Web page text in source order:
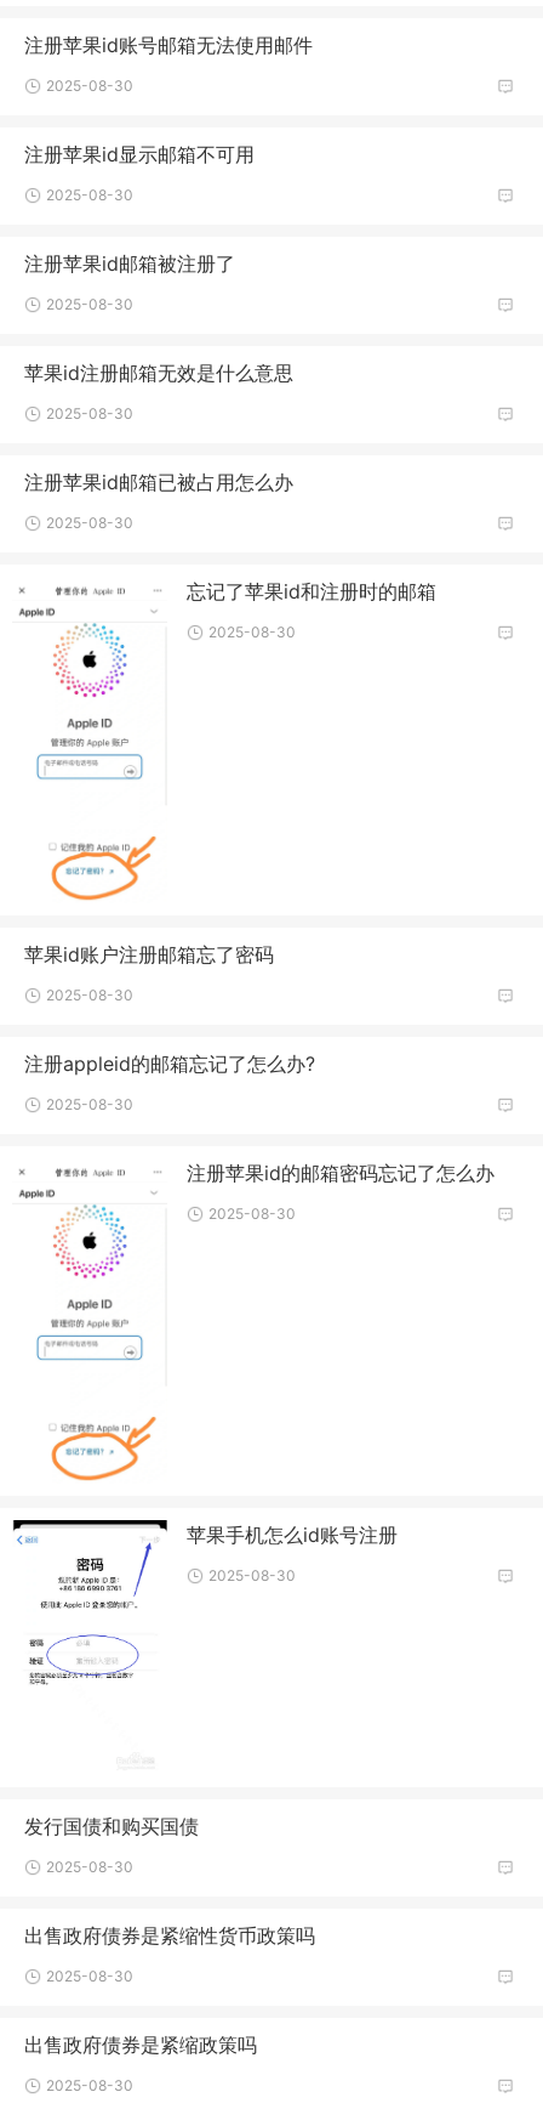
注册苹果id账号邮箱无法使用邮件
2025-08-30
注册苹果id显示邮箱不可用
2025-08-30
注册苹果id邮箱被注册了
2025-08-30
苹果id注册邮箱无效是什么意思
2025-08-30
注册苹果id邮箱已被占用怎么办
2025-08-30
忘记了苹果id和注册时的邮箱
2025-08-30
苹果id账户注册邮箱忘了密码
2025-08-30
注册appleid的邮箱忘记了怎么办?
2025-08-30
注册苹果id的邮箱密码忘记了怎么办
2025-08-30
苹果手机怎么id账号注册
2025-08-30
发行国债和购买国债
2025-08-30
出售政府债券是紧缩性货币政策吗
2025-08-30
出售政府债券是紧缩政策吗
2025-08-30